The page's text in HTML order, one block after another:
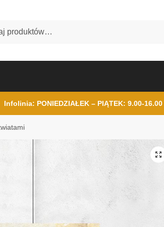
Infolinia: PONIEDZIAŁEK – PIĄTEK: 9.00-16.00